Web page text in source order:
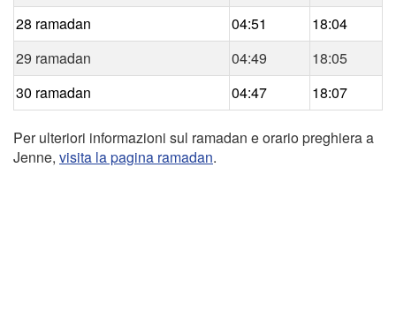
28 ramadan
04:51
18:04
29 ramadan
04:49
18:05
30 ramadan
04:47 18:07
Per ulteriori informazioni sul ramadan e orario preghiera a
Jenne, visita la pagina ramadan.